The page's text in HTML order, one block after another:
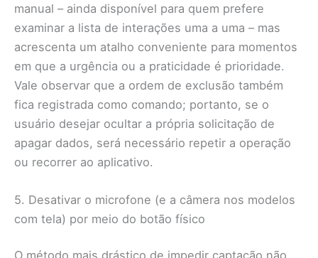
manual – ainda disponível para quem prefere
examinar a lista de interações uma a uma – mas
acrescenta um atalho conveniente para momentos
em que a urgência ou a praticidade é prioridade.
Vale observar que a ordem de exclusão também
fica registrada como comando; portanto, se o
usuário desejar ocultar a própria solicitação de
apagar dados, será necessário repetir a operação
ou recorrer ao aplicativo.
5. Desativar o microfone (e a câmera nos modelos
com tela) por meio do botão físico